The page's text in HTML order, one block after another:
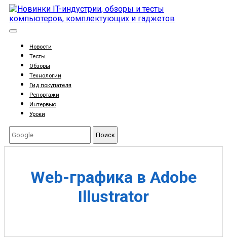
Новости
Тесты
Обзоры
Технологии
Гид покупателя
Репортажи
Интервью
Уроки
Поиск
Web-графика в Adobe
Illustrator